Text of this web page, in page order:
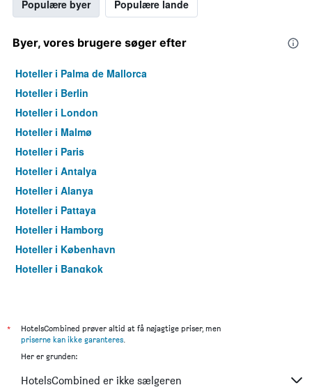
Populære byer Populære lande
Byer, vores brugere søger efter
Hoteller i Palma de Mallorca
Hoteller i Berlin
Hoteller i London
Hoteller i Malmø
Hoteller i Paris
Hoteller i Antalya
Hoteller i Alanya
Hoteller i Pattaya
Hoteller i Hamborg
Hoteller i København
Hoteller i Bangkok
*
HotelsCombined prøver altid at få nøjagtige priser, men
priserne kan ikke garanteres.
Her er grunden:
HotelsCombined er ikke sælgeren